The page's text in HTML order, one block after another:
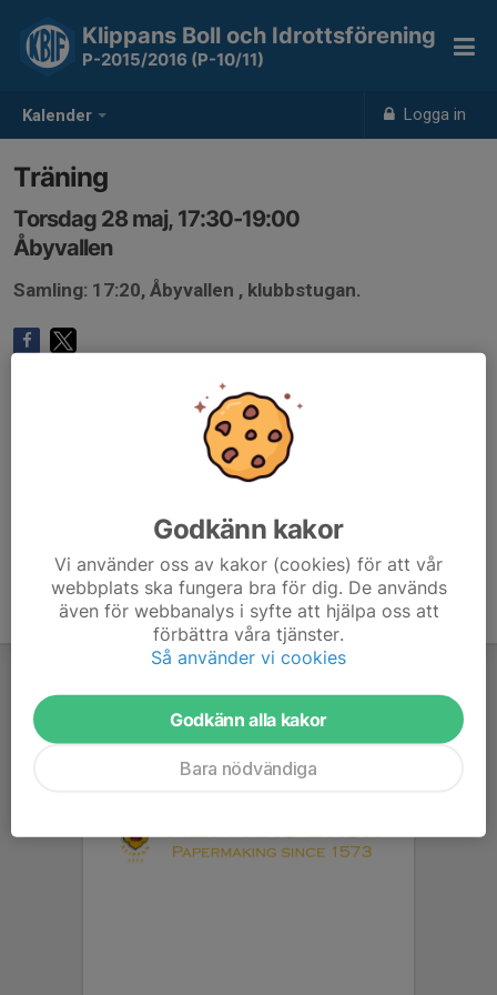
Kalender Logga in
Klippans Boll och Idrottsförening
P-2015/2016 (P-10/11)
Träning
Torsdag 28 maj, 17:30-19:00
Åbyvallen
Samling: 17:20, Åbyvallen , klubbstugan.
Godkänn kakor
Vi använder oss av kakor (cookies) för att vår
webbplats ska fungera bra för dig. De används
även för webbanalys i syfte att hjälpa oss att
förbättra våra tjänster.
Så använder vi cookies
Godkänn alla kakor
Bara nödvändiga